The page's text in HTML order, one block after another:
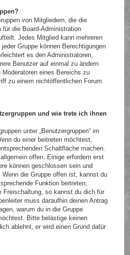
von Mitgliedern, die die
für die Board-Administration
Jedes Mitglied kann mehreren
Gruppe können Berechtigungen
es den Administratoren,
Benutzer auf einmal zu ändern
eines Bereichs zu
zu einem nichtöffentlichen Forum
und wie trete ich ihnen
unter „Benutzergruppen“ im
du einer beitreten möchtest,
Schaltfläche machen.
offen. Einige erfordern erst
können geschlossen sein und
die Gruppe offen ist, kannst du
Funktion beitreten;
Freischaltung, so kannst du dich für
muss daraufhin deinen Antrag
warum du in die Gruppe
Bitte belästige keinen
ablehnt, er wird einen Grund dafür